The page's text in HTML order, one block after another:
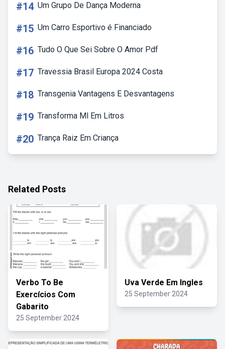
#14 Um Grupo De Dança Moderna
#15 Um Carro Esportivo é Financiado
#16 Tudo O Que Sei Sobre O Amor Pdf
#17 Travessia Brasil Europa 2024 Costa
#18 Transgenia Vantagens E Desvantagens
#19 Transforma Ml Em Litros
#20 Trança Raiz Em Criança
Related Posts
Verbo To Be
Exercícios Com
Gabarito
25 September 2024
Uva Verde Em Ingles
25 September 2024